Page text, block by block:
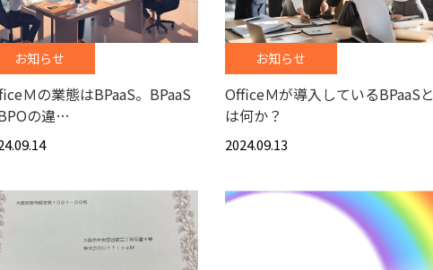
お知らせ
Ｍの業態はBPaaS。BPaaS
の違…
お知らせ
OfficeＭが導入しているBPaaSと
は何か？
2024.09.13